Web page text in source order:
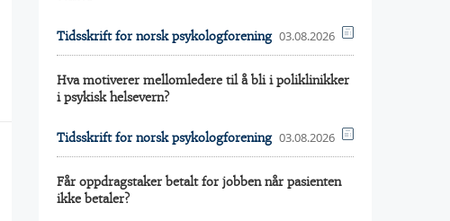
Tidsskrift for norsk psykologforening 03.08.2026
Hva motiverer mellomledere til å bli i poliklinikker
i psykisk helsevern?
Tidsskrift for norsk psykologforening 03.08.2026
Får oppdragstaker betalt for jobben når pasienten
ikke betaler?